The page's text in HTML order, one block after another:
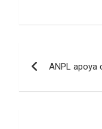
ce
o
tt
ANPL apoya